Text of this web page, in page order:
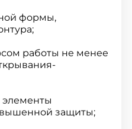
формы,
работы не менее
защиты;